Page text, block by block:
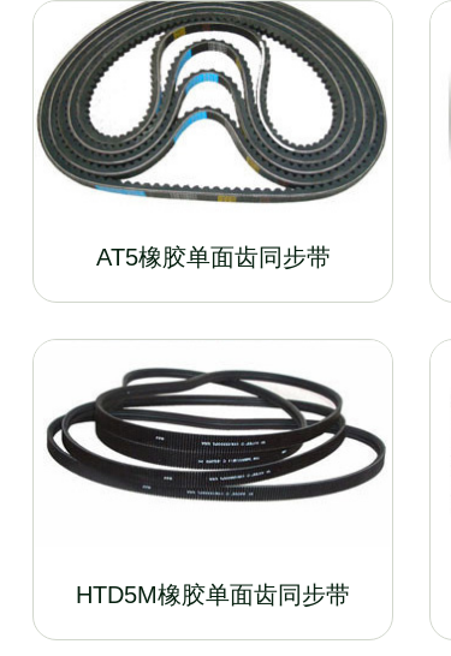
AT5橡胶单面齿同步带
HTD5M橡胶单面齿同步带